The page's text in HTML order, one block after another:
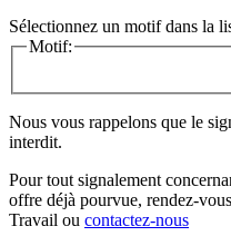
Sélectionnez un motif dans la
Motif:
Nous vous rappelons que le
interdit.
Pour tout signalement
offre déjà pourvue, rendez-
Travail ou contactez-nous